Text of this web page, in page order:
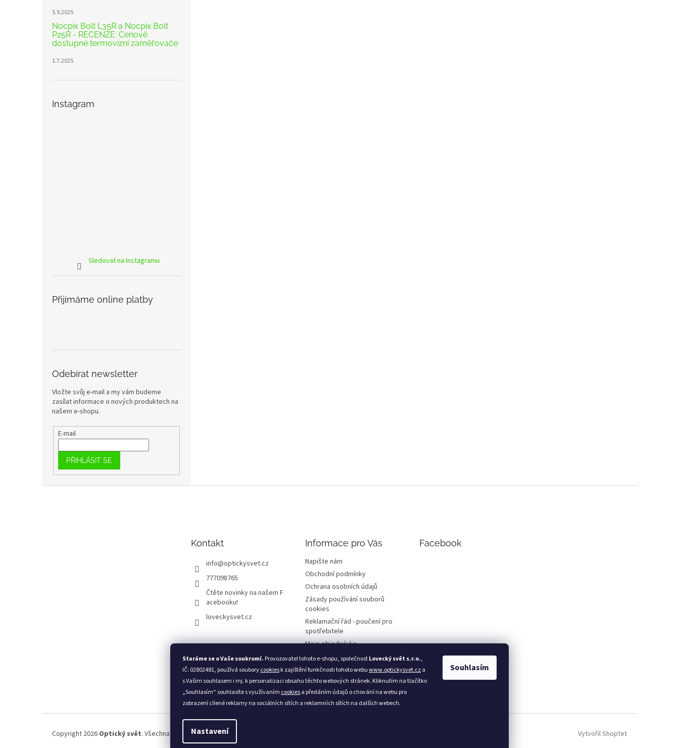
Staráme se o Vaše soukromí. Provozovatel tohoto e-shopu, společnostLovecký svět s.r.o.,
IČ: 02802481, používá souborycookiesk zajištění funkčnosti tohoto webuwww.optickysvet.cza
s Vašim souhlasem i mj. k personalizaci obsahu těchto webových stránek. Kliknutím na tlačítko
„Souhlasím“ souhlasíte s využívaním cookiesa předáním údajů o chování na webu pro
zobrazení cílené reklamy na sociálních sítích a reklamních sítích na dalších webech.
Nastavení
Souhlasím
5.9.2025
Nocpix Bolt L35R a Nocpix Bolt
P25R - RECENZE: Cenově
dostupné termovizní zaměřovače
1.7.2025
Instagram
Sledovat na Instagramu
Přijímáme online platby
Odebírat newsletter
Vložte svůj e-mail a my vám budeme
zasílat informace o nových produktech na
našem e-shopu.
E-mail
PŘIHLÁSIT SE
Kontakt
info@optickysvet.cz
777098765
Čtěte novinky na našem F
acebooku!
loveckysvet.cz
Informace pro Vás
Napište nám
Obchodní podmínky
Ochrana osobních údajů
Zásady používání souborů
cookies
Reklamační řád - poučení pro
spotřebitele
Moje objednávka
Facebook
Loveckýsvět.cz
Vytvořil Shoptet
Copyright 2026 Optický svět. Všechna práva vyhrazena.